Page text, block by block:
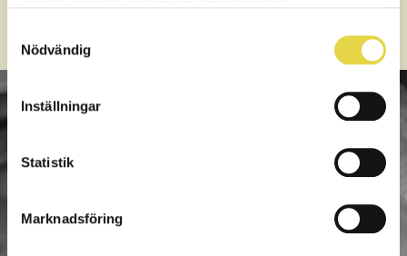
Nödvändig
Inställningar
Statistik
Marknadsföring